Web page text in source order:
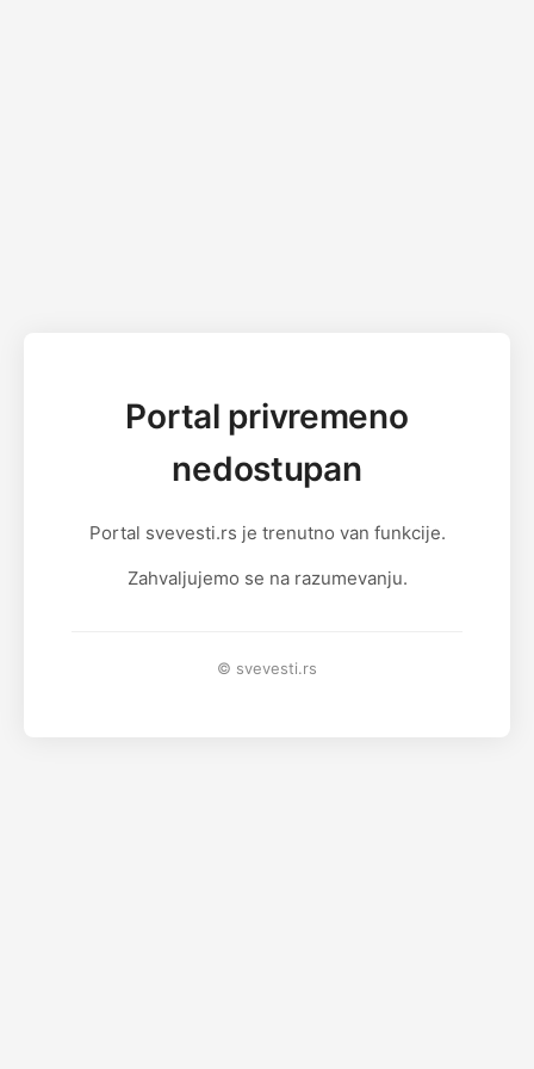
Portal privremeno
nedostupan
Portal svevesti.rs je trenutno van funkcije.
Zahvaljujemo se na razumevanju.
© svevesti.rs